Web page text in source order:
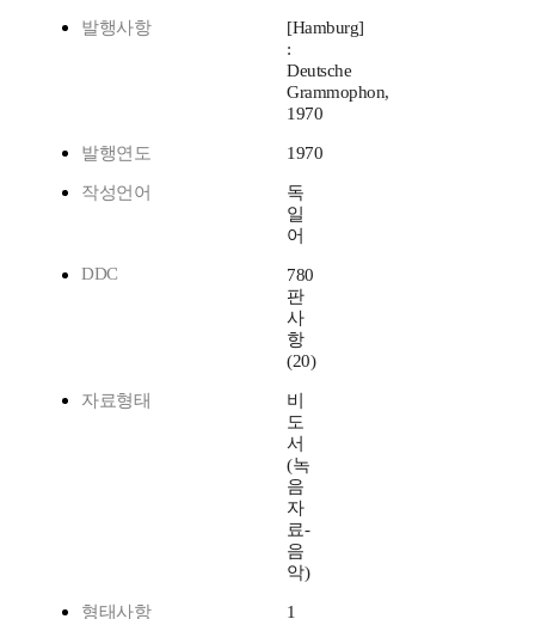
발행사항
[Hamburg]
:
Deutsche
Grammophon,
1970
발행연도 1970
작성언어
독
일
어
DDC
780
판
사
항
(20)
자료형태
비
도
서
(녹
음
자
료-
음
악)
형태사항 1